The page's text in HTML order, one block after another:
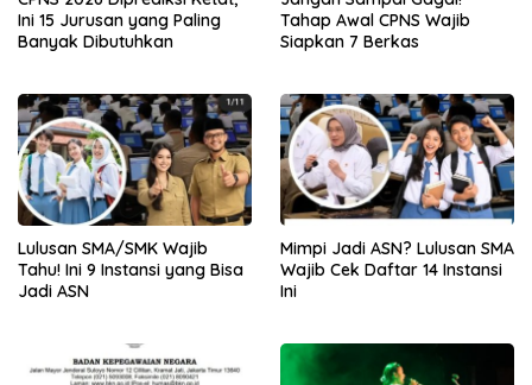
Ini 15 Jurusan yang Paling
Banyak Dibutuhkan
Tahap Awal CPNS Wajib
Siapkan 7 Berkas
Lulusan SMA/SMK Wajib
Tahu! Ini 9 Instansi yang Bisa
Jadi ASN
Mimpi Jadi ASN? Lulusan SMA
Wajib Cek Daftar 14 Instansi
Ini